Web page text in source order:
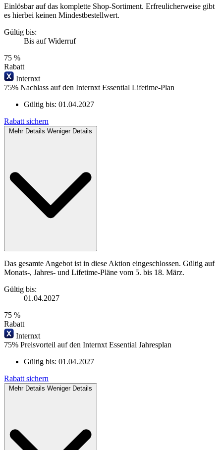
Einlösbar auf das komplette Shop-Sortiment. Erfreulicherweise gibt
es hierbei keinen Mindestbestellwert.
Gültig bis:
Bis auf Widerruf
75 %
Rabatt
Internxt
75% Nachlass auf den Internxt Essential Lifetime-Plan
Gültig bis: 01.04.2027
Rabatt sichern
Mehr Details Weniger Details
Das gesamte Angebot ist in diese Aktion eingeschlossen. Gültig auf
Monats-, Jahres- und Lifetime-Pläne vom 5. bis 18. März.
Gültig bis:
01.04.2027
75 %
Rabatt
Internxt
75% Preisvorteil auf den Internxt Essential Jahresplan
Gültig bis: 01.04.2027
Rabatt sichern
Mehr Details Weniger Details